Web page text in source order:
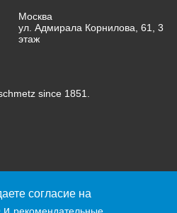
since 1851.
Москва
ул. Адмирала Корнилова, 61, 3
этаж
согласие на
и